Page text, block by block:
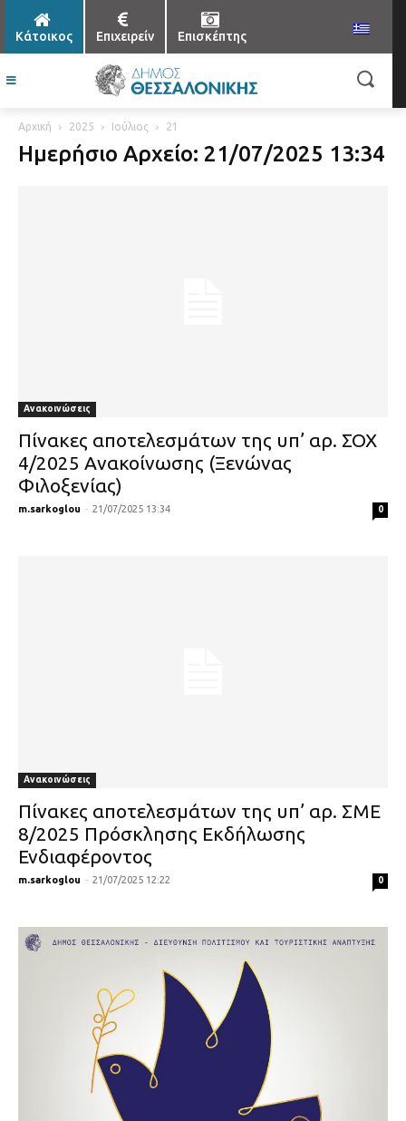
Κάτοικος Επιχειρείν Επισκέπτης
Αρχική 2025 Ιούλιος 21
Ημερήσιο Αρχείο: 21/07/2025 13:34
Ανακοινώσεις
Πίνακες αποτελεσμάτων της υπ’ αρ. ΣΟΧ
4/2025 Ανακοίνωσης (Ξενώνας
Φιλοξενίας)
m.sarkoglou - 21/07/2025 13:34 0
Ανακοινώσεις
Πίνακες αποτελεσμάτων της υπ’ αρ. ΣΜΕ
8/2025 Πρόσκλησης Εκδήλωσης
Ενδιαφέροντος
m.sarkoglou - 21/07/2025 12:22 0